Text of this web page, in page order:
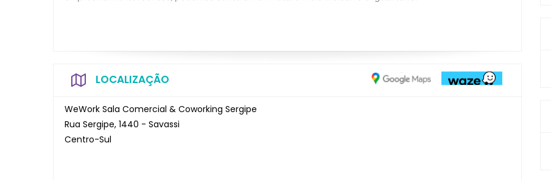
LOCALIZAÇÃO
WeWork Sala Comercial & Coworking Sergipe
Rua Sergipe, 1440 - Savassi
Centro-Sul